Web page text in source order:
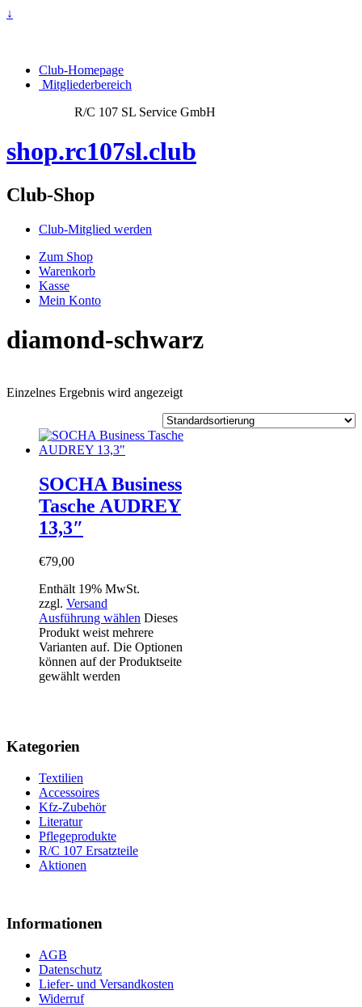
↓
Club-Homepage
Mitgliederbereich
R/C 107 SL Service GmbH
shop.rc107sl.club
Club-Shop
Club-Mitglied werden
Zum Shop
Warenkorb
Kasse
Mein Konto
diamond-schwarz
Einzelnes Ergebnis wird angezeigt
SOCHA Business
Tasche AUDREY
13,3″
€79,00
Enthält 19% MwSt.
zzgl. Versand
Ausführung wählen Dieses
Produkt weist mehrere
Varianten auf. Die Optionen
können auf der Produktseite
gewählt werden
Kategorien
Textilien
Accessoires
Kfz-Zubehör
Literatur
Pflegeprodukte
R/C 107 Ersatzteile
Aktionen
Informationen
AGB
Datenschutz
Liefer- und Versandkosten
Widerruf